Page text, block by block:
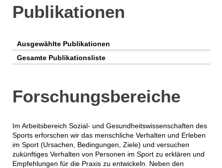
Publikationen
Ausgewählte Publikationen
Gesamte Publikationsliste
Forschungsbereiche
Im Arbeitsbereich Sozial- und Gesundheitswissenschaften des
Sports erforschen wir das menschliche Verhalten und Erleben
im Sport (Ursachen, Bedingungen, Ziele) und versuchen
zukünftiges Verhalten von Personen im Sport zu erklären und
Empfehlungen für die Praxis zu entwickeln. Neben den